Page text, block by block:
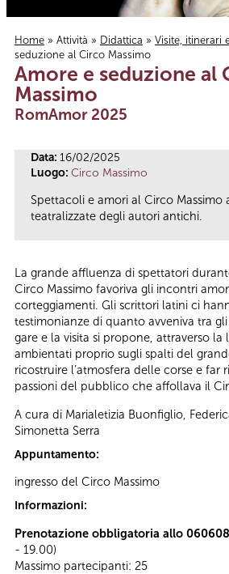
Tu sei qui
Home » Attività » Didattica » Visite, itinerari
seduzione al Circo Massimo
Amore e seduzione al
Massimo
RomAmor 2025
Data: 16/02/2025
Luogo: Circo Massimo
Spettacoli e amori al Circo Massimo
teatralizzate degli autori antichi.
La grande affluenza di spettatori
Circo Massimo favoriva gli incontri
corteggiamenti. Gli scrittori latini ci
testimonianze di quanto avveniva tra
gare e la visita si propone, attraverso
ambientati proprio sugli spalti del
ricostruire l’atmosfera delle corse e far
passioni del pubblico che affollava il
A cura di Marialetizia Buonfiglio,
Simonetta Serra
Appuntamento:
ingresso del Circo Massimo
Informazioni:
Prenotazione obbligatoria allo 060608
- 19.00)
Massimo partecipanti: 25